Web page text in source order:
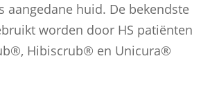
aangedane huid. De bekendste
worden door HS patiënten
Hibiscrub® en Unicura®